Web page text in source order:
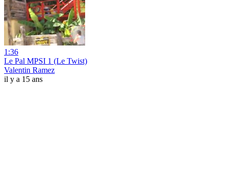
1:36
Le Pal MPSI 1 (Le Twist)
Valentin Ramez
il y a 15 ans